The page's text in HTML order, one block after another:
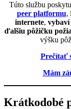
Túto službu
peer platformu,
internete, vybaví
ďalšiu pôžičku
výšku
Prečítať
Mám
Krátkodobé